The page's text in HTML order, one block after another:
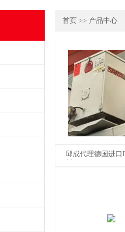
首页 >> 产品中心
邱成代理德国进口